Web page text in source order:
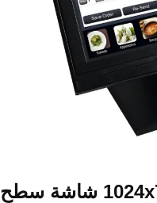
شاشة تعمل باللمس 1024x768 شاشة سطح